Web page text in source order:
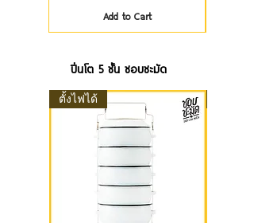
Add to Cart
ปิ่นโต 5 ชั้น ชอบชะมัด
ตั้งไฟได้